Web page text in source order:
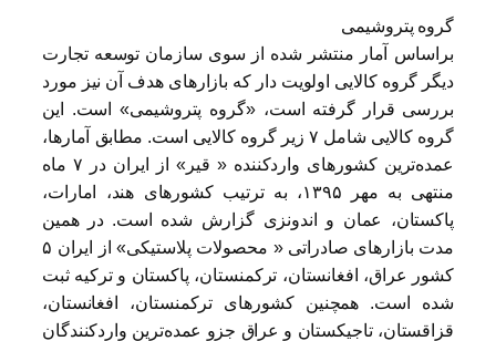
گروه پتروشیمی
براساس آمار منتشر شده از سوی سازمان توسعه تجارت
دیگر گروه کالایی اولویت دار که بازارهای هدف آن نیز مورد
بررسی قرار گرفته است، «گروه پتروشیمی» است. این
گروه کالایی شامل ۷ زیر گروه کالایی است. مطابق آمارها،
عمده‌ترین کشورهای وارد‌کننده « قیر» از ایران در ۷ ماه
منتهی به مهر ۱۳۹۵، به ترتیب کشورهای هند، امارات،
پاكستان، عمان و اندونزی گزارش شده است. در همین
مدت بازارهای صادراتی « محصولات پلاستیکی» از ایران ۵
کشور عراق، افغانستان، ترکمنستان، پاکستان و ترکیه ثبت
شده است. همچنین کشورهای ترکمنستان، افغانستان،
قزاقستان، تاجیکستان و عراق جزو عمده‌ترین واردکنندگان